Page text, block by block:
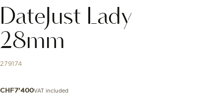
DateJust Lady
28mm
279174
CHF 7'400VAT included